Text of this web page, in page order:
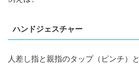
ハンドジェスチャー
人差し指と親指のタップ（ピンチ）と